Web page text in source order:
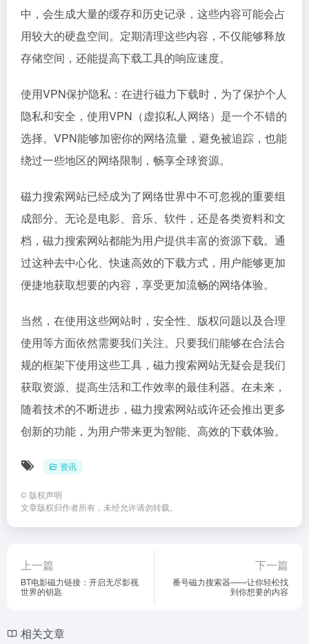
中，会生成大量的缓存和历史记录，这些内容可能会占
用较大的硬盘空间。定期清理这些内容，不仅能够释放
存储空间，还能提高下载工具的响应速度。
使用VPN保护隐私：在进行磁力下载时，为了保护个人
隐私和安全，使用VPN（虚拟私人网络）是一个不错的
选择。VPN能够加密你的网络流量，避免被追踪，也能
绕过一些地区的网络限制，畅享全球资源。
磁力搜索网站已经成为了网络世界中不可忽视的重要组
成部分。无论是电影、音乐、软件，还是各类资料和文
档，磁力搜索网站都能为用户提供丰富的资源下载。通
过这种去中心化、快速高效的下载方式，用户能够更加
便捷地获取想要的内容，享受更加流畅的网络体验。
当然，在使用这些网站时，安全性、版权问题以及合理
使用等方面依然需要我们关注。只要我们能够在合法合
规的框架下使用这些工具，磁力搜索网站无疑会是我们
获取资源、提高生活和工作效率的最佳利器。在未来，
随着技术的不断进步，磁力搜索网站或许还会推出更多
创新的功能，为用户带来更为智能、高效的下载体验。
资讯
© 版权声明
文章版权归作者所有，未经允许请勿转载。
上一篇
BT电影磁力链接：开启无尽影视
世界的钥匙
下一篇
番号磁力搜索器——让你轻松找
到你想要的内容
相关文章